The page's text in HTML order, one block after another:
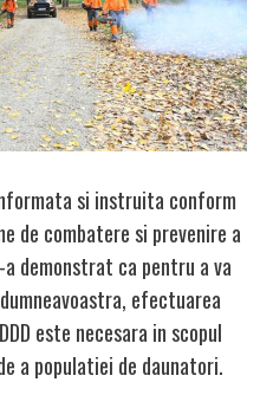
si instruita conform
de combatere si prevenire a
demonstrat ca pentru a va
efectuarea
este necesara in scopul
a populatiei de daunatori.